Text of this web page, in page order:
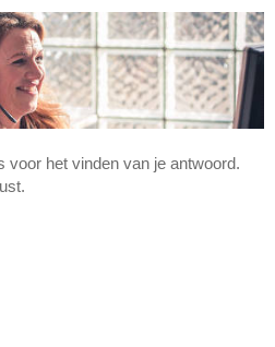
voor het vinden van je antwoord.